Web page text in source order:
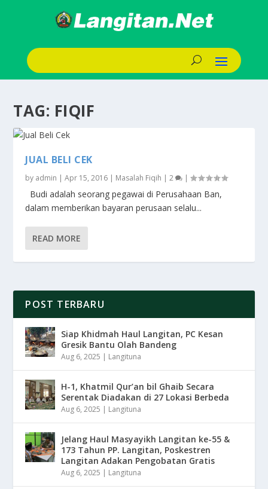
TAG: FIQIF
JUAL BELI CEK
by admin |Apr 15, 2016 | Masalah Fiqih |2 |
Budi adalah seorang pegawai di Perusahaan Ban,
dalam memberikan bayaran perusaan selalu...
READ MORE
POST TERBARU
Siap Khidmah Haul Langitan, PC Kesan
Gresik Bantu Olah Bandeng
Aug 6, 2025 | Langituna
H-1, Khatmil Qur’an bil Ghaib Secara
Serentak Diadakan di 27 Lokasi Berbeda
Aug 6, 2025 | Langituna
Jelang Haul Masyayikh Langitan ke-55 &
173 Tahun PP. Langitan, Poskestren
Langitan Adakan Pengobatan Gratis
Aug 6, 2025 | Langituna